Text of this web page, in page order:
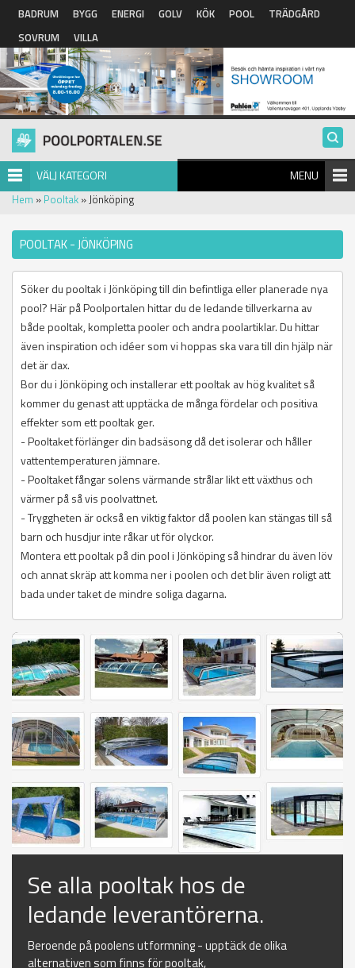
Hoppa till huvudinnehåll
BADRUM BYGG ENERGI GOLV KÖK POOL
TRÄDGÅRD
SOVRUM
VILLA
VÄLJ KATEGORI MENU
Hem » Pooltak » Jönköping
POOLTAK - JÖNKÖPING
Söker du pooltak i Jönköping till din befintliga eller planerade nya
pool? Här på Poolportalen hittar du de ledande tillverkarna av
både pooltak, kompletta pooler och andra poolartiklar. Du hittar
även inspiration och idéer som vi hoppas ska vara till din hjälp när
det är dax.
Bor du i Jönköping och installerar ett pooltak av hög kvalitet så
kommer du genast att upptäcka de många fördelar och positiva
effekter som ett pooltak ger.
- Pooltaket förlänger din badsäsong då det isolerar och håller
vattentemperaturen jämnare.
- Pooltaket fångar solens värmande strålar likt ett växthus och
värmer på så vis poolvattnet.
- Tryggheten är också en viktig faktor då poolen kan stängas till så
barn och husdjur inte råkar ut för olyckor.
Montera ett pooltak på din pool i Jönköping så hindrar du även löv
och annat skräp att komma ner i poolen och det blir även roligt att
bada under taket de mindre soliga dagarna.
Se alla pooltak hos de
ledande leverantörerna.
Beroende på poolens utformning - upptäck de olika
alternativen som finns för pooltak,